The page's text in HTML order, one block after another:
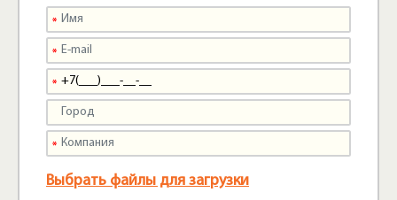
Выбрать файлы для загрузки